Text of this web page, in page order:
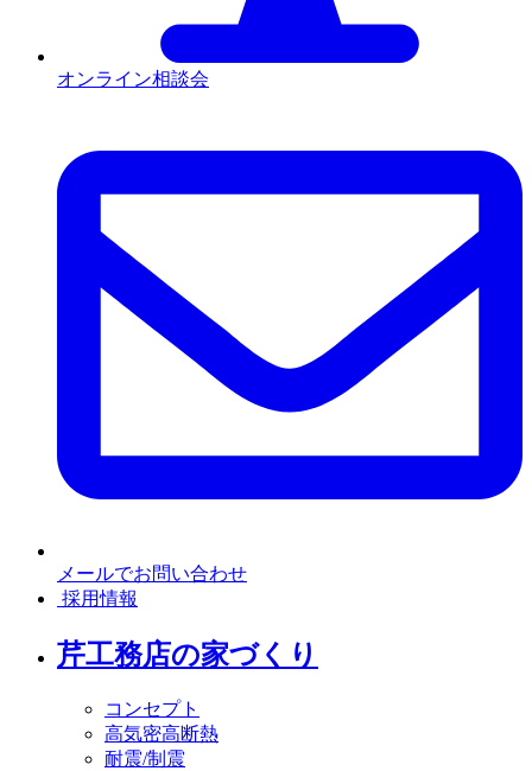
オンライン相談会
メールでお問い合わせ
採用情報
芹工務店の家づくり
コンセプト
高気密高断熱
耐震/制震